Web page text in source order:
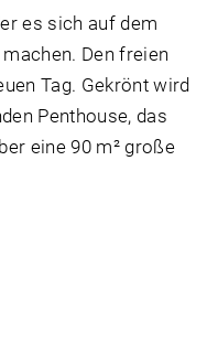
es sich auf dem
Den freien
Tag. Gekrönt wird
Penthouse, das
eine 90 m² große